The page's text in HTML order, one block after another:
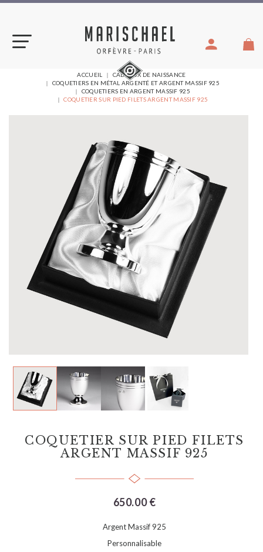
Aller
VOUS
ÊTES
ICI :
ACCUEIL
CADEAUX DE NAISSANCE
COQUETIERS EN MÉTAL ARGENTÉ ET ARGENT MASSIF 925
COQUETIERS EN ARGENT MASSIF 925
COQUETIER SUR PIED FILETS ARGENT MASSIF 925
COQUETIER SUR PIED FILETS
ARGENT MASSIF 925
650.00 €
Argent Massif 925
Personnalisable